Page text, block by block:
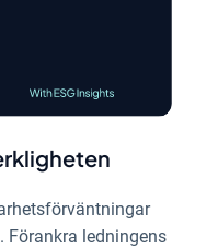
Förankra ledningens